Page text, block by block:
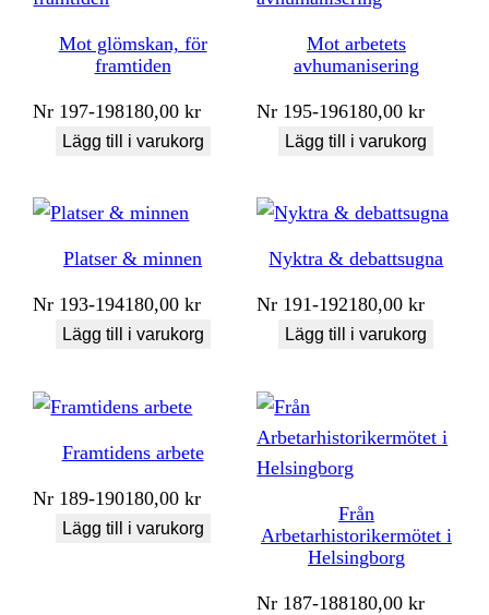
Mot glömskan, för
framtiden
Nr 197-198180,00kr
Lägg till i varukorg
Mot arbetets
avhumanisering
Nr 195-196180,00kr
Lägg till i varukorg
Platser & minnen
Nr 193-194180,00kr
Lägg till i varukorg
Nyktra & debattsugna
Nr 191-192180,00kr
Lägg till i varukorg
Framtidens arbete
Nr 189-190180,00kr
Lägg till i varukorg
Från
Arbetarhistorikermötet i
Helsingborg
Nr 187-188180,00kr